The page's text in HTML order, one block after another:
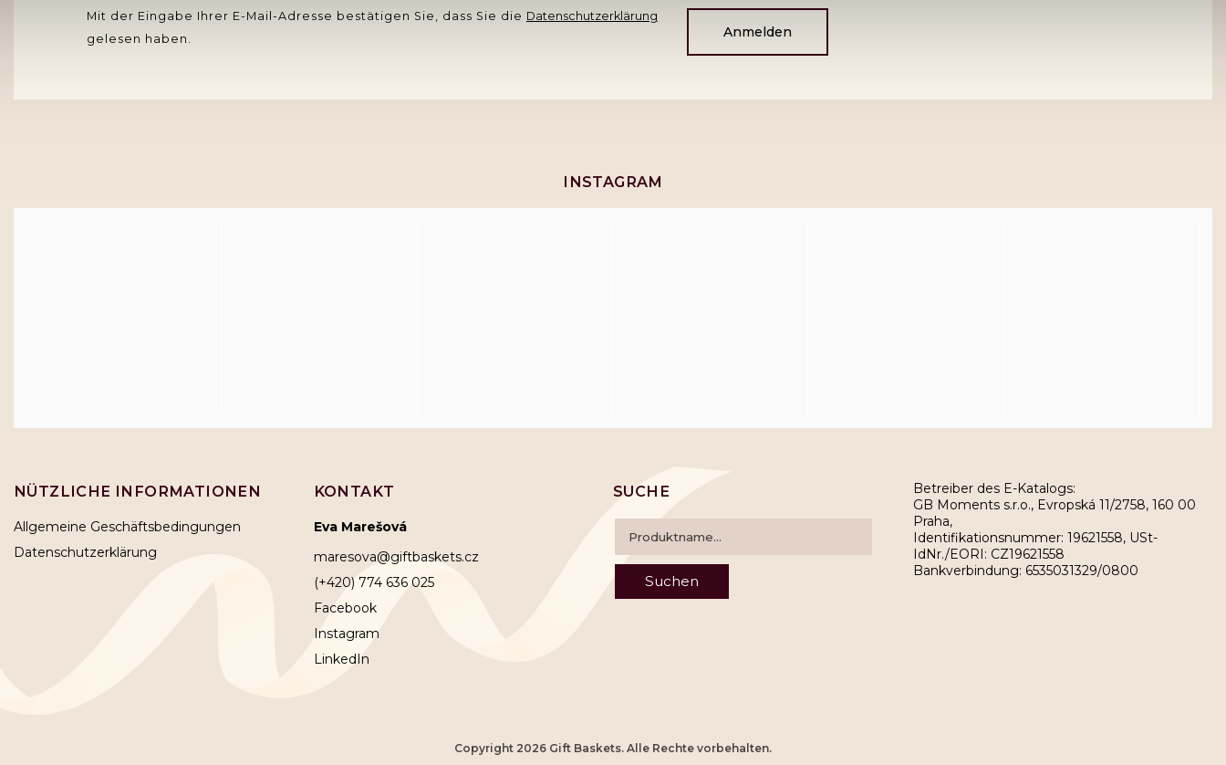
Mit der Eingabe Ihrer E-Mail-Adresse bestätigen Sie, dass Sie die Datenschutzerklärung
gelesen haben.
Anmelden
NÜTZLICHE INFORMATIONEN
Allgemeine Geschäftsbedingungen
Datenschutzerklärung
KONTAKT
Eva Marešová
maresova@giftbaskets.cz
(+420) 774 636 025
Facebook
Instagram
SUCHE
Suchen
Betreiber des E-Katalogs:
GB Moments s.r.o., Evropská 11/2758, 160 00
Praha,
Identifikationsnummer: 19621558, USt-
IdNr./EORI: CZ19621558
Bankverbindung: 6535031329/0800
INSTAGRAM
Copyright 2026 Gift Baskets. Alle Rechte vorbehalten.